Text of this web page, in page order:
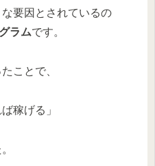
要因とされているの
ラムです。
ことで、
稼げる」